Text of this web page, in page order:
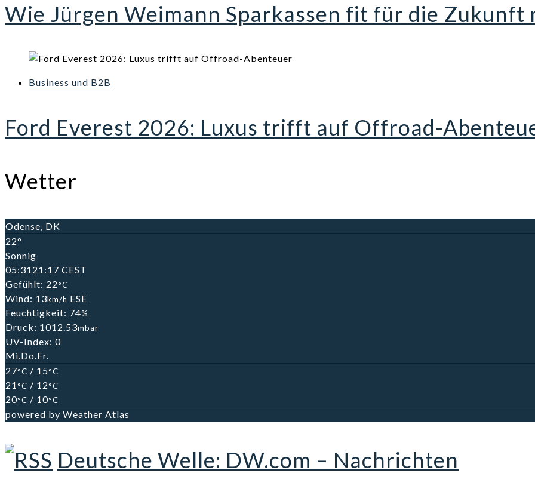
Wie Jürgen Weimann Sparkassen fit für die Zukunft
Business und B2B
Ford Everest 2026: Luxus trifft auf Offroad-
Wetter
Odense, DK
22°
Sonnig
05:31 21:17 CEST
Gefühlt: 22°C
Wind: 13km/h ESE
Feuchtigkeit: 74%
Druck: 1012.53mbar
UV-Index: 0
Mi.Do.Fr.
27°C / 15°C
21 °C / 12°C
20°C / 10°C
powered by Weather Atlas
Deutsche Welle: DW.com – Nachrichten